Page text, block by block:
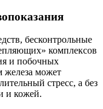
бесконтрольные
комплексов
и побочных
железа может
стресс, а без
и кожей.